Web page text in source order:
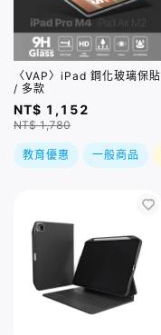
〈VAP〉iPad 鋼化玻璃保貼
/ 多款
NT$ 1,152
NT$ 1,780
教育優惠 一般商品